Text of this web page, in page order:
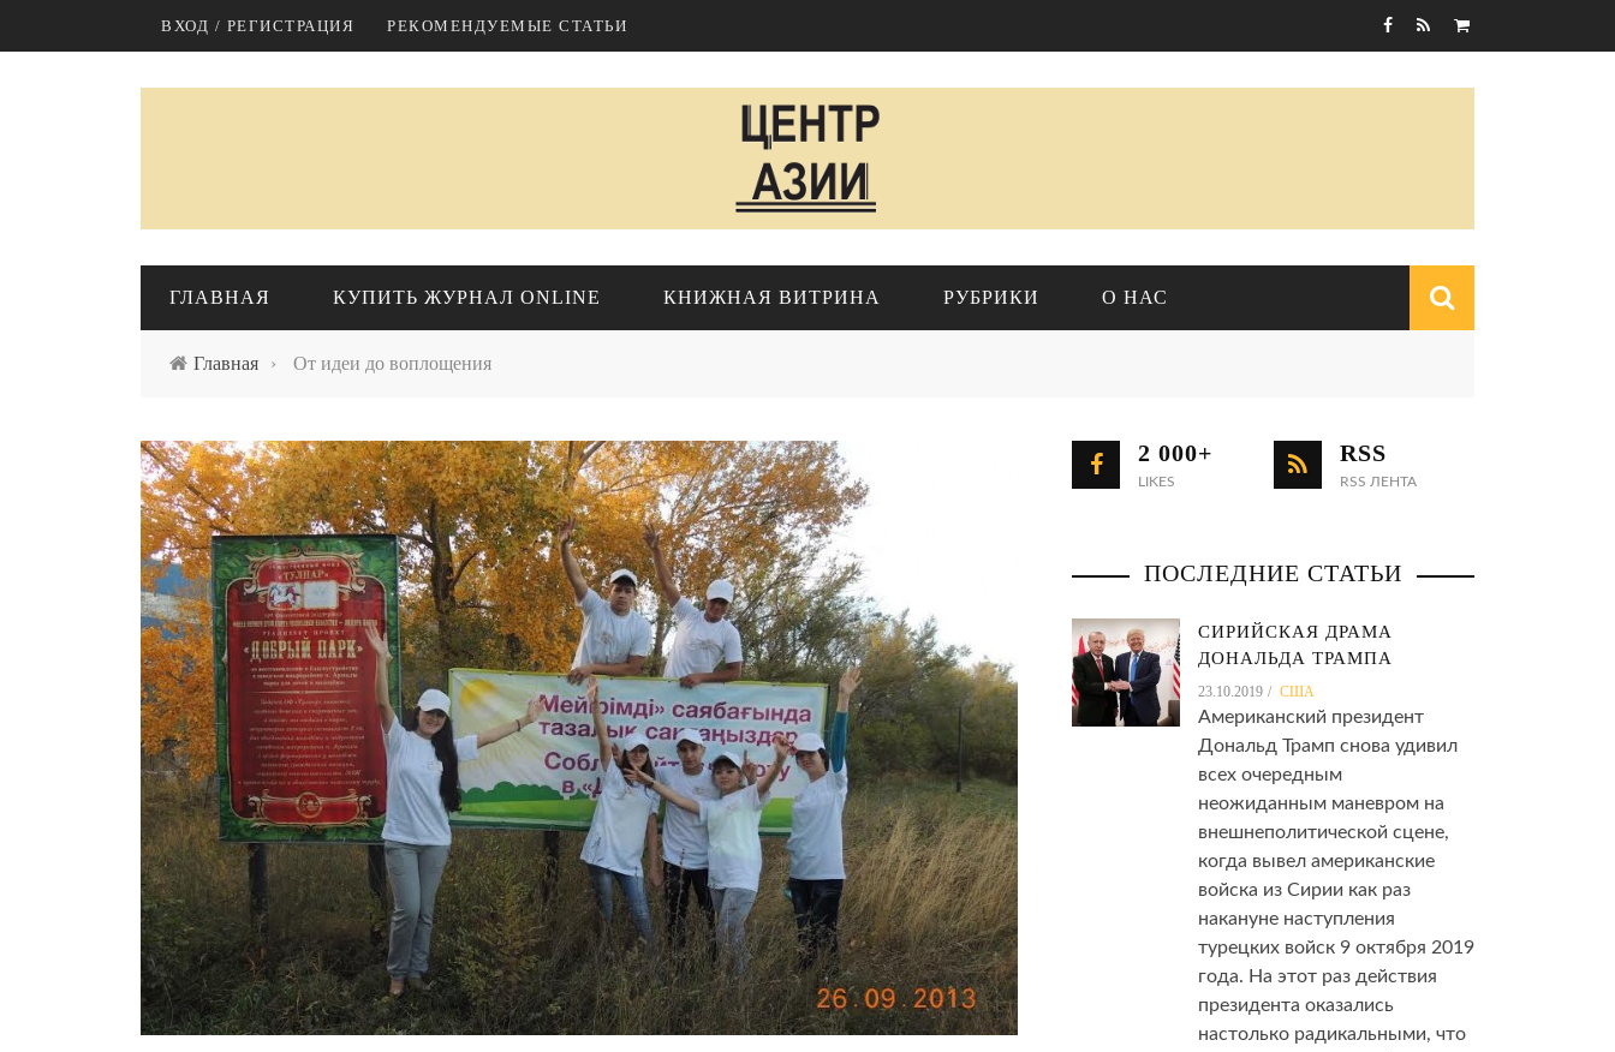
ВХОД / РЕГИСТРАЦИЯ РЕКОМЕНДУЕМЫЕ СТАТЬИ
ГЛАВНАЯ КУПИТЬ ЖУРНАЛ ONLINE КНИЖНАЯ ВИТРИНА РУБРИКИ
Экономика
Политика
Общество
Геополитика
Азия
Центральная Азия
Европа
США
Ближний восток
Исследования
Книги
Выступления и интервью
сотрудников
О НАС
РЕДАКЦИЯ
Главная › От идеи до воплощения
2 000+
LIKES
RSS
RSS ЛЕНТА
ПОСЛЕДНИЕ СТАТЬИ
СИРИЙСКАЯ ДРАМА
ДОНАЛЬДА ТРАМПА
23.10.2019 США
Американский президент
Дональд Трамп снова удивил
всех очередным
неожиданным маневром на
внешнеполитической сцене,
когда вывел американские
войска из Сирии как раз
накануне наступления
турецких войск 9 октября 2019
года. На этот раз действия
президента оказались
настолько радикальными, что